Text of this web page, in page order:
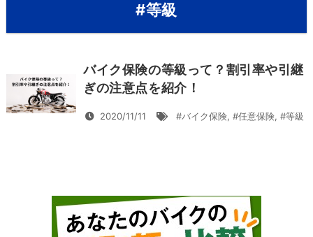
#等級
バイク保険の等級って？割引率や引継
ぎの注意点を紹介！
2020/11/11 #バイク保険, #任意保険, #等級